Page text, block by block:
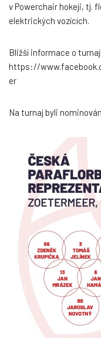
v Powerchair hokeji, tj.
elektrických vozících.
Bližší informace o
https://
er
Na turnaj byli